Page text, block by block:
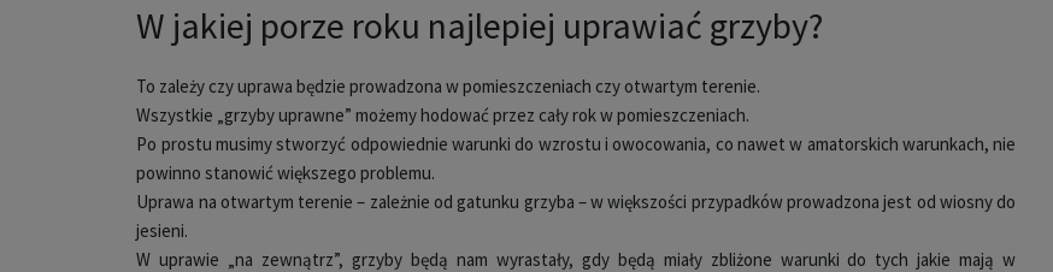
W jakiej porze roku najlepiej uprawiać grzyby?
To zależy czy uprawa będzie prowadzona w pomieszczeniach czy otwartym terenie.
Wszystkie „grzyby uprawne” możemy hodować przez cały rok w pomieszczeniach.
Po prostu musimy stworzyć odpowiednie warunki do wzrostu i owocowania, co nawet w amatorskich warunkach, nie
powinno stanowić większego problemu.
Uprawa na otwartym terenie – zależnie od gatunku grzyba – w większości przypadków prowadzona jest od wiosny do
jesieni.
W uprawie „na zewnątrz”, grzyby będą nam wyrastały, gdy będą miały zbliżone warunki do tych jakie mają w